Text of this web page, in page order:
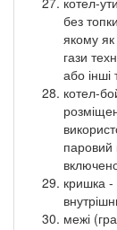
без
якому
гази
або інші
котел-
паровий
кришка -
межі